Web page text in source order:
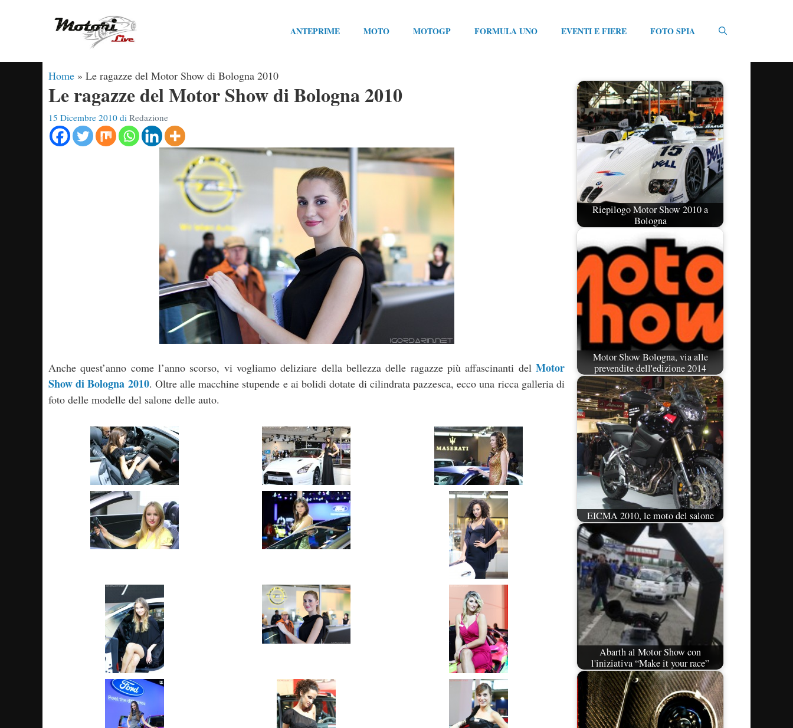
ANTEPRIME MOTO MOTOGP FORMULA UNO EVENTI E FIERE FOTO SPIA
Home » Le ragazze del Motor Show di Bologna 2010
Le ragazze del Motor Show di Bologna 2010
15 Dicembre 2010 di Redazione
Anche quest’anno come l’anno scorso, vi vogliamo deliziare della bellezza delle ragazze più affascinanti del Motor
Show di Bologna 2010. Oltre alle macchine stupende e ai bolidi dotate di cilindrata pazzesca, ecco una ricca galleria di
foto delle modelle del salone delle auto.
Riepilogo Motor Show 2010 a
Bologna
Motor Show Bologna, via alle
prevendite dell'edizione 2014
EICMA 2010, le moto del salone
Abarth al Motor Show con
l'iniziativa “Make it your race”